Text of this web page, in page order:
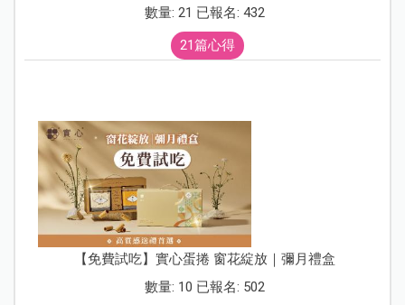
數量: 21 已報名: 432
21篇心得
【免費試吃】實心蛋捲 窗花綻放｜彌月禮盒
數量: 10 已報名: 502